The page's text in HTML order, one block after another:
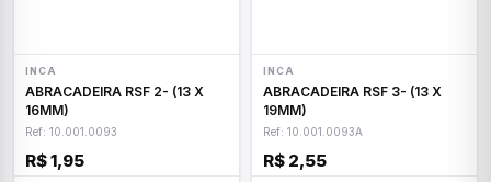
INCA
ABRACADEIRA RSF 2- (13 X
16MM)
Ref: 10.001.0093
R$ 1,95
INCA
ABRACADEIRA RSF 3- (13 X
19MM)
Ref: 10.001.0093A
R$ 2,55